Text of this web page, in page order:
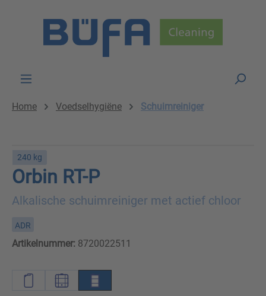
Home Voedselhygiëne Schuimreiniger
240 kg
Orbin RT-P
Alkalische schuimreiniger met actief chloor
ADR
Artikelnummer: 8720022511